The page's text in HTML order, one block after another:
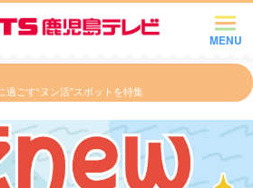
MENU
ごす“ヌン活”スポットを特集